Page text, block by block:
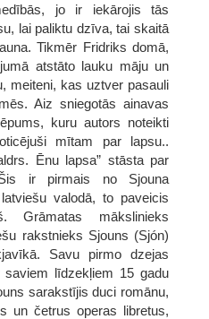
jo ir iekārojis tās
lai paliktu dzīva, tai skaitā
Tikmēr Fridriks domā,
atstāto lauku māju un
meiteni, kas uztver pasauli
Aiz sniegotās ainavas
kuru autors noteikti
mītam par lapsu..
Ēnu lapsa” stāsta par
ir pirmais no Sjouna
valodā, to paveicis
Grāmatas mākslinieks
rakstnieks Sjouns (Sjón)
Savu pirmo dzejas
līdzekļiem 15 gadu
sarakstījis duci romānu,
un četrus operas libretus,